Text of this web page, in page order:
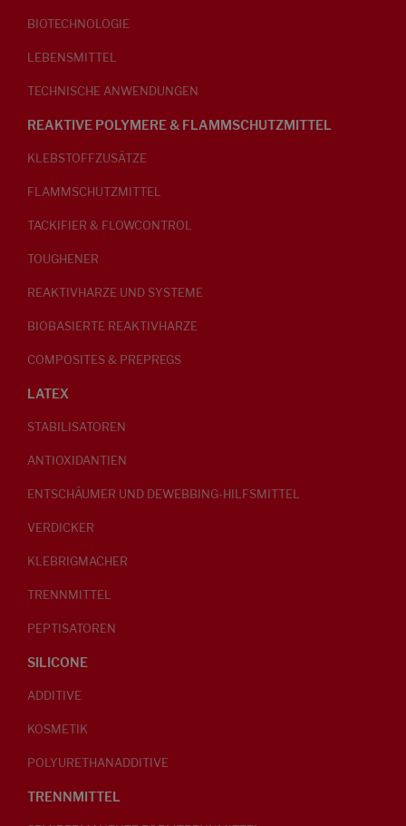
BIOTECHNOLOGIE
LEBENSMITTEL
TECHNISCHE ANWENDUNGEN
REAKTIVE POLYMERE & FLAMMSCHUTZMITTEL
KLEBSTOFFZUSÄTZE
FLAMMSCHUTZMITTEL
TACKIFIER & FLOWCONTROL
TOUGHENER
REAKTIVHARZE UND SYSTEME
BIOBASIERTE REAKTIVHARZE
COMPOSITES & PREPREGS
LATEX
STABILISATOREN
ANTIOXIDANTIEN
ENTSCHÄUMER UND DEWEBBING-HILFSMITTEL
VERDICKER
KLEBRIGMACHER
TRENNMITTEL
PEPTISATOREN
SILICONE
ADDITIVE
KOSMETIK
POLYURETHANADDITIVE
TRENNMITTEL